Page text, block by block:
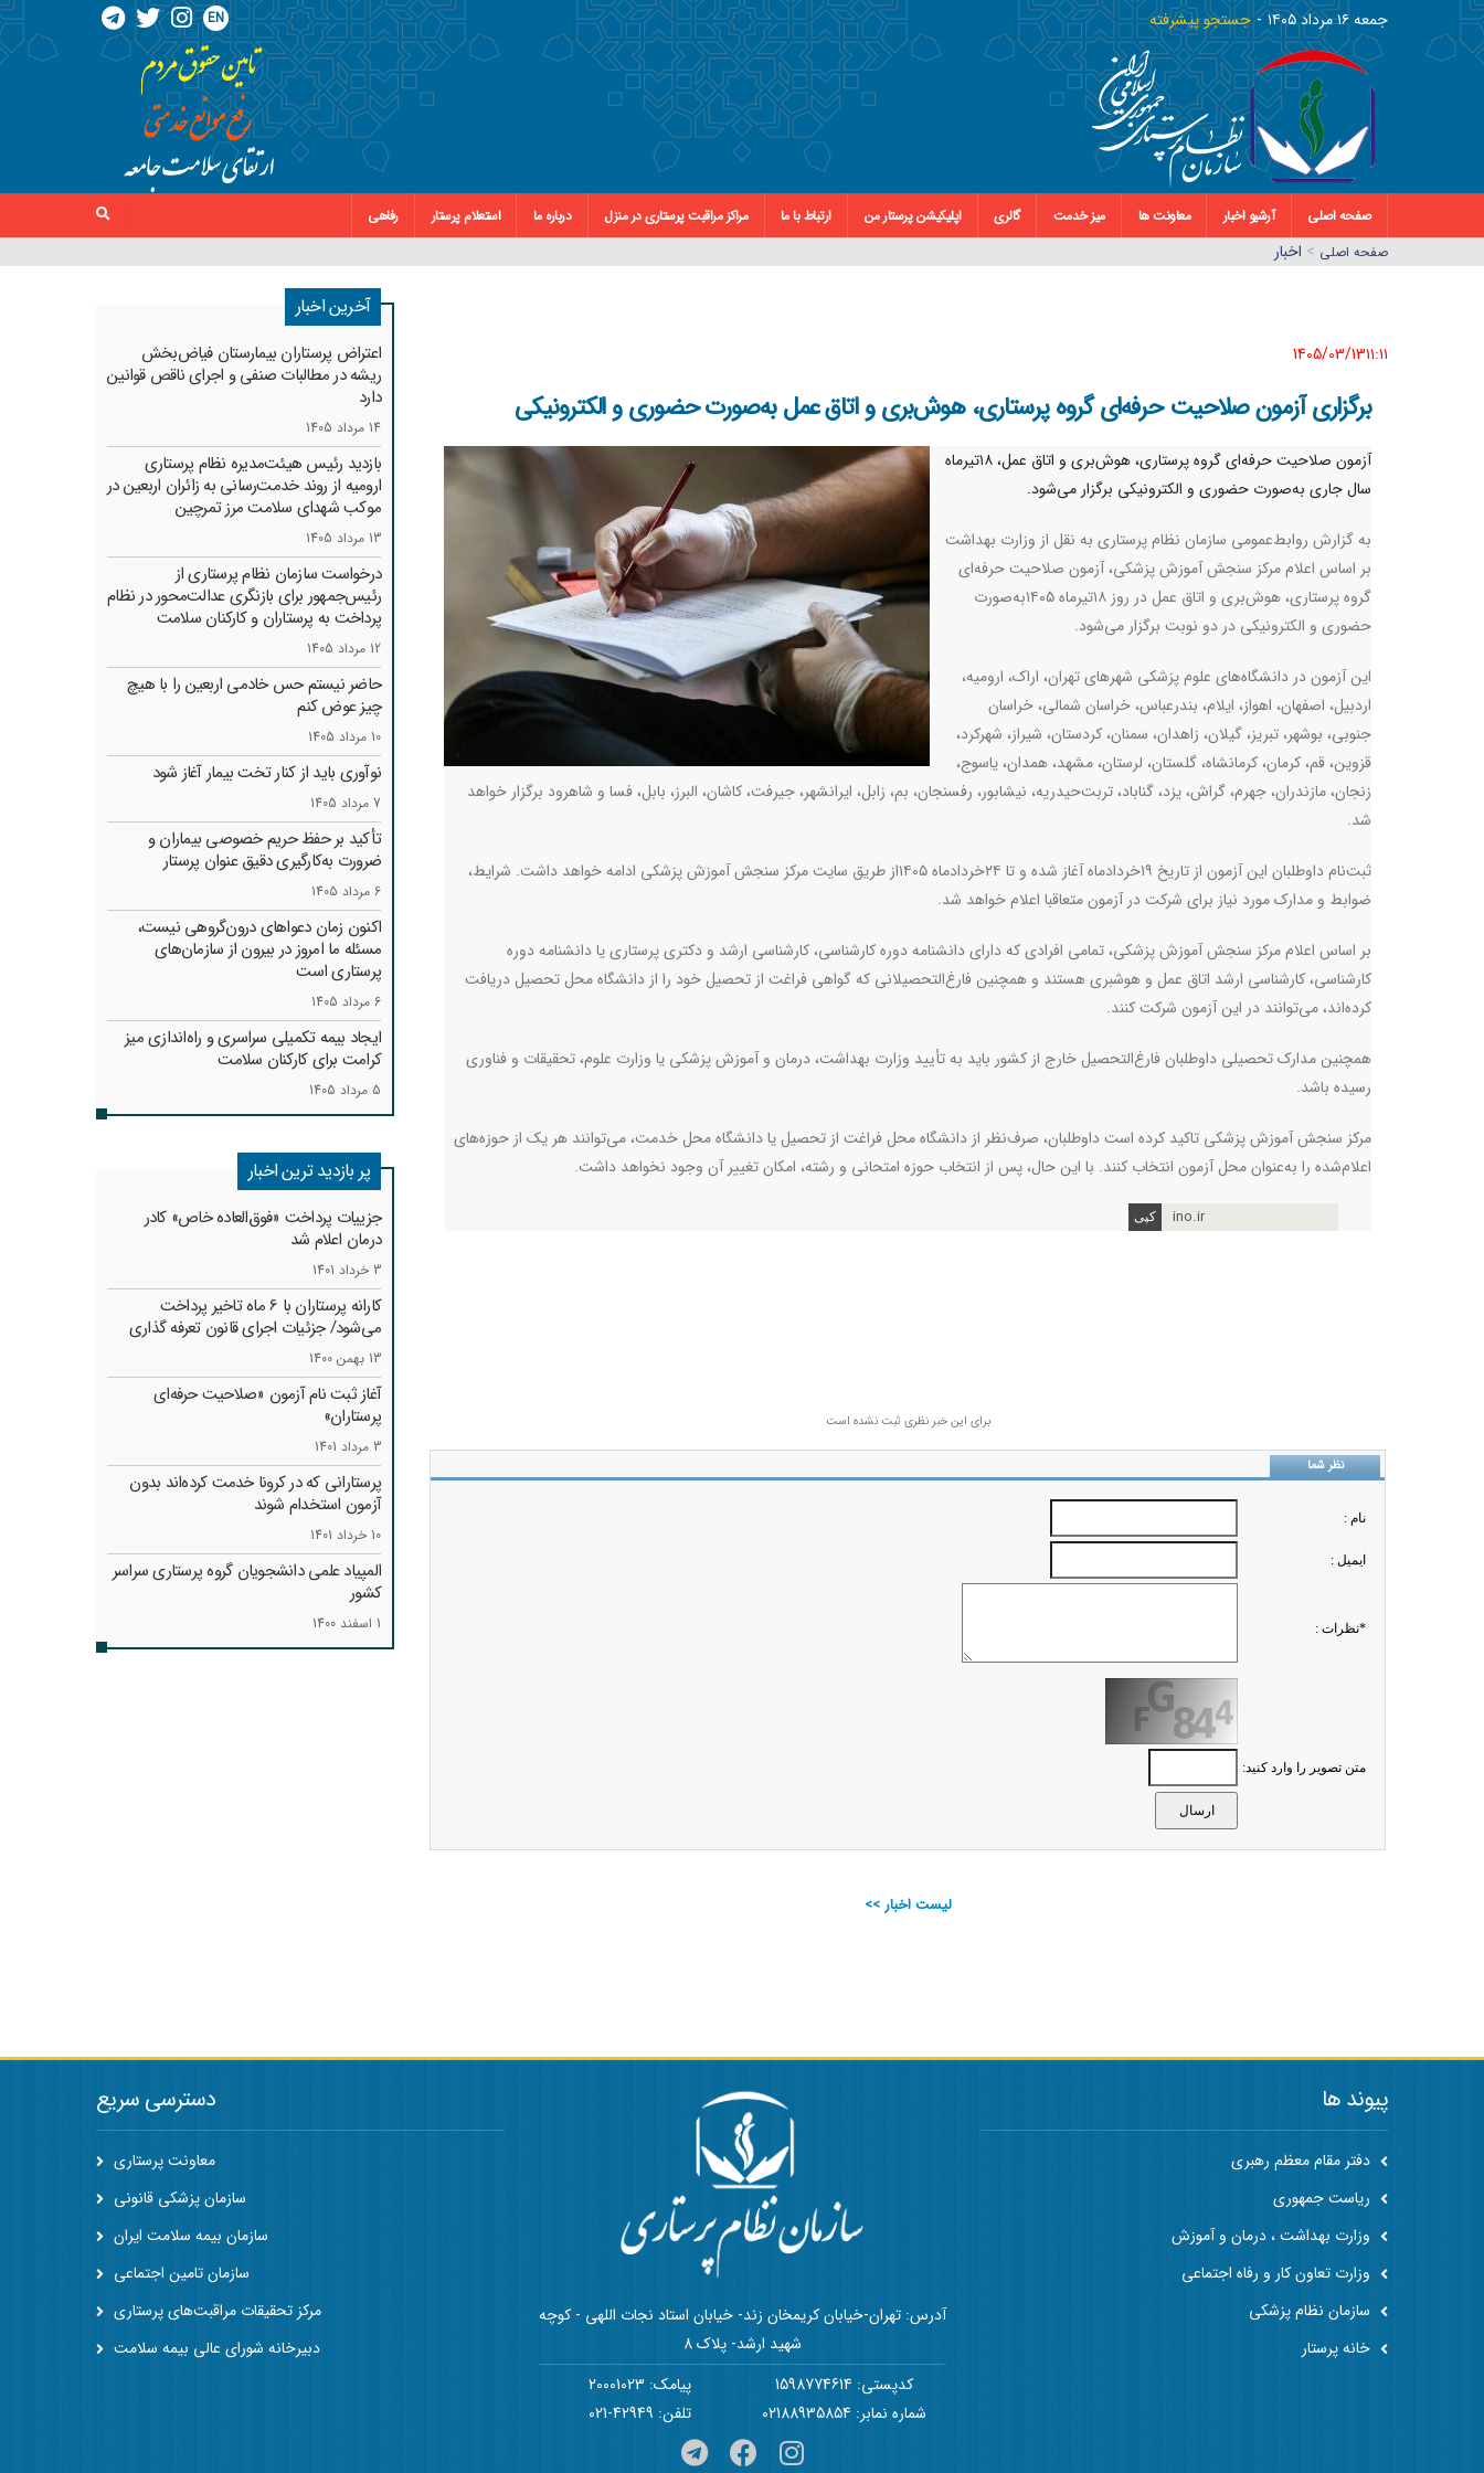
جمعه ١٦ مرداد ١٤٠٥ جستجو پیشرفته EN
صفحه اصلی آرشیو اخبار معاونت ها میز خدمت گالری اپلیکیشن پرستار من ارتباط با ما مراکز مراقبت پرستاری در منزل درباره ما استعلام پرستار
رفاهی
صفحه اصلي > اخبار
1405/03/13١١:١١
برگزاری آزمون صلاحیت حرفه‌ای گروه پرستاری، هوش‌بری و اتاق عمل به‌صورت حضوری و الکترونیکی
آزمون صلاحیت حرفه‌ای گروه پرستاری، هوش‌بری و اتاق عمل، ۱۸تیرماه
سال جاری به‌صورت حضوری و الکترونیکی برگزار می‌شود.
به گزارش روابط‌عمومی سازمان نظام پرستاری به نقل از وزارت بهداشت
بر اساس اعلام مرکز سنجش آموزش پزشکی، آزمون صلاحیت حرفه‌ای
گروه پرستاری، هوش‌بری و اتاق عمل در روز ۱۸تیرماه ۱۴۰۵به‌صورت
حضوری و الکترونیکی در دو نوبت برگزار می‌شود.
این آزمون در دانشگاه‌های علوم پزشکی شهرهای تهران، اراک، ارومیه،
اردبیل، اصفهان، اهواز، ایلام، بندرعباس، خراسان شمالی، خراسان
جنوبی، بوشهر، تبریز، گیلان، زاهدان، سمنان، کردستان، شیراز، شهرکرد،
قزوین، قم، کرمان، کرمانشاه، گلستان، لرستان، مشهد، همدان، یاسوج،
زنجان، مازندران، جهرم، گراش، یزد، گناباد، تربت‌حیدریه، نیشابور، رفسنجان، بم، زابل، ایرانشهر، جیرفت، کاشان، البرز، بابل، فسا و شاهرود برگزار خواهد
شد.
ثبت‌نام داوطلبان این آزمون از تاریخ ۱۹خردادماه آغاز شده و تا ۲۴خردادماه ۱۴۰۵از طریق سایت مرکز سنجش آموزش پزشکی ادامه خواهد داشت. شرایط،
ضوابط و مدارک مورد نیاز برای شرکت در آزمون متعاقبا اعلام خواهد شد.
بر اساس اعلام مرکز سنجش آموزش پزشکی، تمامی افرادی که دارای دانشنامه دوره کارشناسی، کارشناسی ارشد و دکتری پرستاری یا دانشنامه دوره
کارشناسی، کارشناسی ارشد اتاق عمل و هوشبری هستند و همچنین فارغ‌التحصیلانی که گواهی فراغت از تحصیل خود را از دانشگاه محل تحصیل دریافت
کرده‌اند، می‌توانند در این آزمون شرکت کنند.
همچنین مدارک تحصیلی داوطلبان فارغ‌التحصیل خارج از کشور باید به تأیید وزارت بهداشت، درمان و آموزش پزشکی یا وزارت علوم، تحقیقات و فناوری
رسیده باشد.
مرکز سنجش آموزش پزشکی تاکید کرده است داوطلبان، صرف‌نظر از دانشگاه محل فراغت از تحصیل یا دانشگاه محل خدمت، می‌توانند هر یک از حوزه‌های
اعلام‌شده را به‌عنوان محل آزمون انتخاب کنند. با این حال، پس از انتخاب حوزه امتحانی و رشته، امکان تغییر آن وجود نخواهد داشت.
ino.ir
برای این خبر نظری ثبت نشده است
نظر شما
نام :
ايميل :
*نظرات :
متن تصویر را وارد کنید:
لیست اخبار >>
آخرین اخبار
اعتراض پرستاران بیمارستان فیاض‌بخش
ریشه در مطالبات صنفی و اجرای ناقص قوانین
دارد
14 مرداد 1405
بازدید رئیس هیئت‌مدیره نظام پرستاری
ارومیه از روند خدمت‌رسانی به زائران اربعین در
موکب شهدای سلامت مرز تمرچین
13 مرداد 1405
درخواست سازمان نظام پرستاری از
رئیس‌جمهور برای بازنگری عدالت‌محور در نظام
پرداخت به پرستاران و کارکنان سلامت
12 مرداد 1405
حاضر نیستم حس خادمی اربعین را با هیچ
چیز عوض کنم
10 مرداد 1405
نوآوری باید از کنار تخت بیمار آغاز شود
7 مرداد 1405
تأکید بر حفظ حریم خصوصی بیماران و
ضرورت به‌کارگیری دقیق عنوان پرستار
6 مرداد 1405
اکنون زمان دعواهای درون‌گروهی نیست،
مسئله ما امروز در بیرون از سازمان‌های
پرستاری است
6 مرداد 1405
ایجاد بیمه تکمیلی سراسری و راه‌اندازی میز
کرامت برای کارکنان سلامت
5 مرداد 1405
پر بازدید ترین اخبار
جزییات پرداخت «فوق‌العاده خاص» کادر
درمان اعلام شد
3 خرداد 1401
کارانه‌ پرستاران با 6 ماه تاخیر پرداخت
می‌شود/ جزئیات اجرای قانون تعرفه گذاری
13 بهمن 1400
آغاز ثبت نام آزمون «صلاحیت حرفه‌ای
پرستاران»
3 مرداد 1401
پرستارانی که در کرونا خدمت کرد‌ه‌اند بدون
آزمون استخدام شوند
10 خرداد 1401
المپیاد علمی دانشجویان گروه پرستاری سراسر
کشور
1 اسفند 1400
پیوند ها
دفتر مقام معظم رهبری
ریاست جمهوری
وزارت بهداشت ، درمان و آموزش
وزارت تعاون کار و رفاه اجتماعی
سازمان نظام پزشکی
خانه پرستار
آدرس: تهران-خیابان کریمخان زند- خیابان استاد نجات اللهی - کوچه
شهید ارشد- پلاک 8
کدپستی: 1598774614
پیامک: 20001023
شماره نمابر: 02188935854
تلفن: 42949-021
دسترسی سریع
معاونت پرستاری
سازمان پزشکی قانونی
سازمان بیمه سلامت ایران
سازمان تامین اجتماعی
مرکز تحقیقات مراقبت‌های پرستاری
دبیرخانه شورای عالی بیمه سلامت